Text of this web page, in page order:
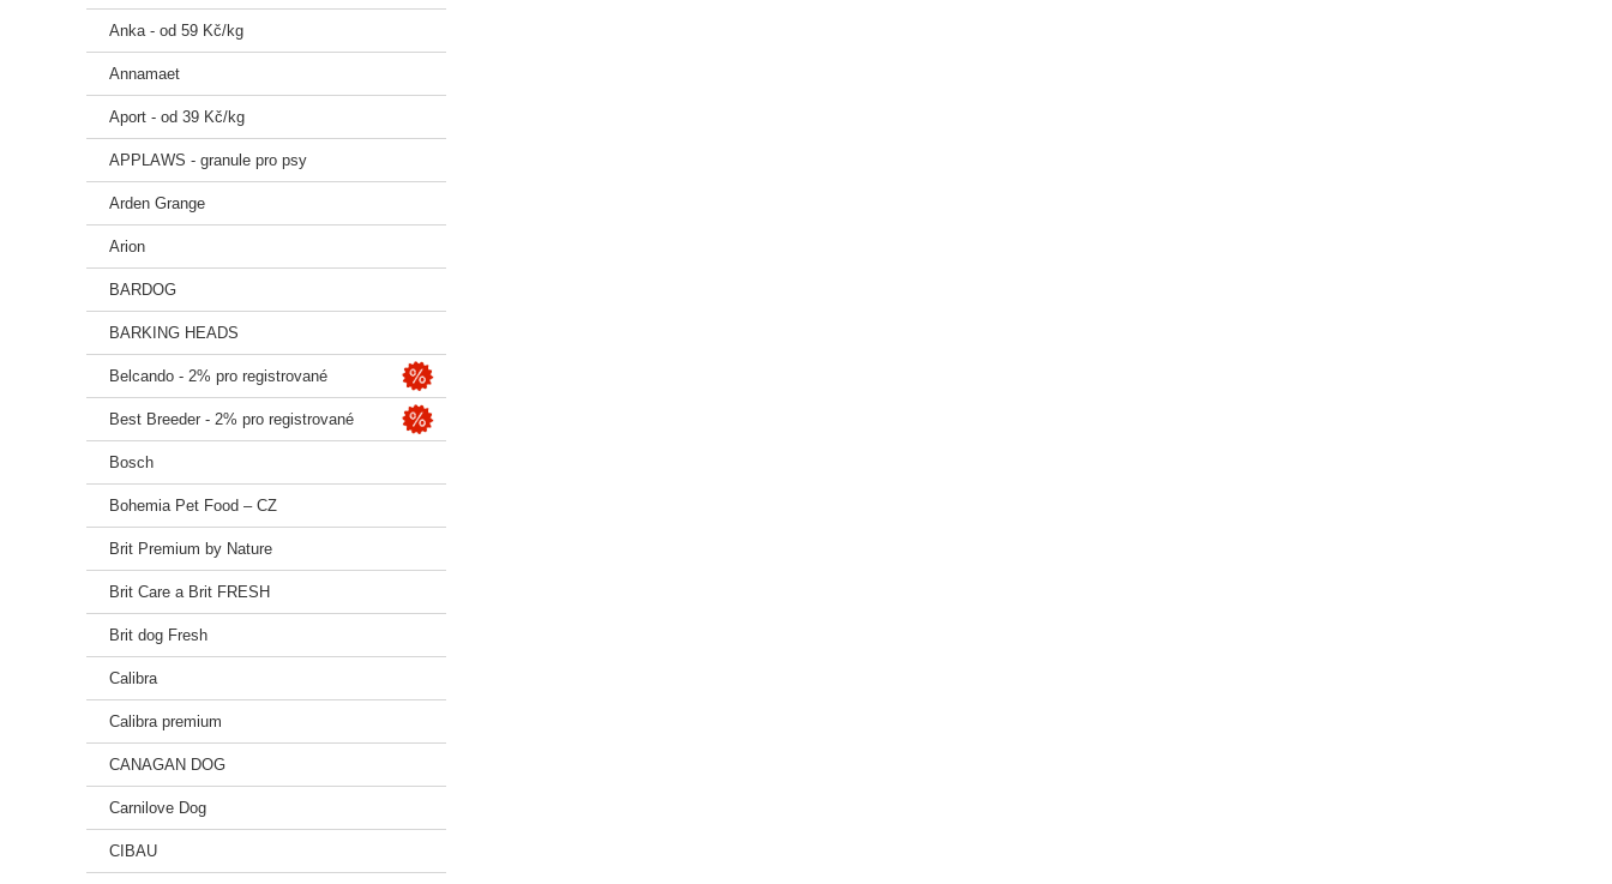
Anka - od 59 Kč/kg
Annamaet
Aport - od 39 Kč/kg
APPLAWS - granule pro psy
Arden Grange
Arion
BARDOG
BARKING HEADS
Belcando - 2% pro registrované
Best Breeder - 2% pro registrované
Bosch
Bohemia Pet Food – CZ
Brit Premium by Nature
Brit Care a Brit FRESH
Brit dog Fresh
Calibra
Calibra premium
CANAGAN DOG
Carnilove Dog
CIBAU